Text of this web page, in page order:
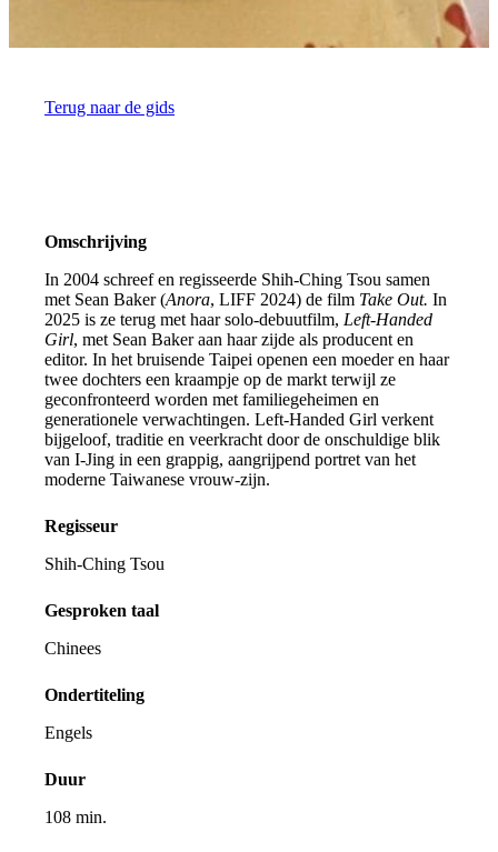
Terug naar de gids
Omschrijving
In 2004 schreef en regisseerde Shih-Ching Tsou samen
met Sean Baker (Anora, LIFF 2024) de film Take Out. In
2025 is ze terug met haar solo-debuutfilm, Left-Handed
Girl, met Sean Baker aan haar zijde als producent en
editor. In het bruisende Taipei openen een moeder en haar
twee dochters een kraampje op de markt terwijl ze
geconfronteerd worden met familiegeheimen en
generationele verwachtingen. Left-Handed Girl verkent
bijgeloof, traditie en veerkracht door de onschuldige blik
van I-Jing in een grappig, aangrijpend portret van het
moderne Taiwanese vrouw-zijn.
Regisseur
Shih-Ching Tsou
Gesproken taal
Chinees
Ondertiteling
Engels
Duur
108 min.